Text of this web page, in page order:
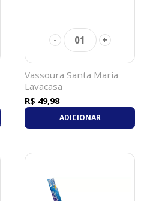
- 01 +
Vassoura Santa Maria
Lavacasa
R$ 49,98
ADICIONAR